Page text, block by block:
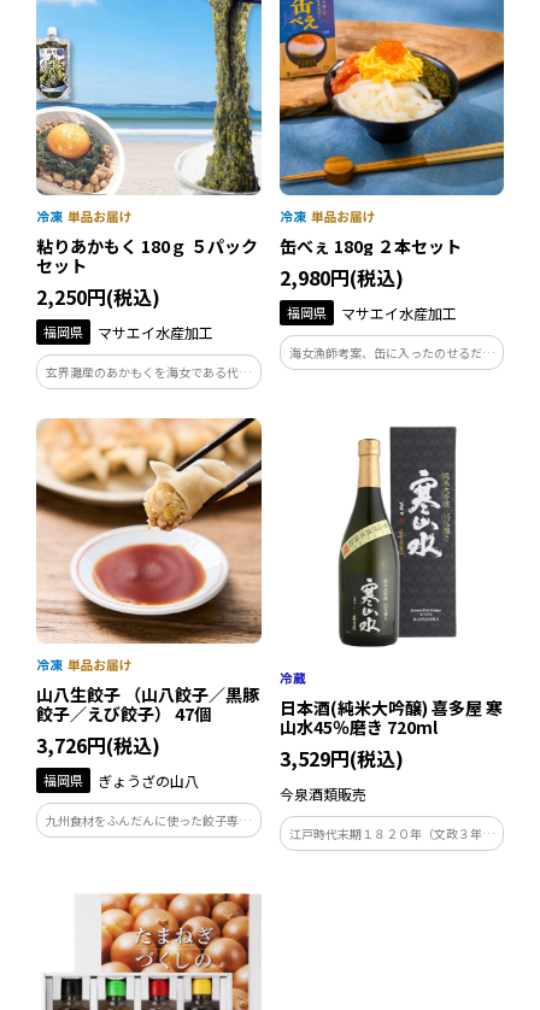
をご自宅で簡単に楽しめる希釈用のリ
キッドコーヒーです。
粘りあかもく 180ｇ ５パック
セット
2,250円(税込)
福岡県 マサエイ水産加工
玄界灘産のあかもくを海女である代表
自ら、目利きし、素早く加工すること
で風味をおとすことなく製造した、高
品質のあかもくです。ネバネバでシャ
キシャキした食感と磯の良い香りクセ
の無い味がとても食べやすい海藻
缶べぇ 180g ２本セット
2,980円(税込)
福岡県 マサエイ水産加工
海女漁師考案、缶に入ったのせるだけ
海鮮丼。美味しさにおもしろさを加え
180ｇ（お茶碗約２杯分）
山八生餃子 （山八餃子／黒豚
餃子／えび餃子） 47個
3,726円(税込)
福岡県 ぎょうざの山八
九州食材をふんだんに使った餃子専門
店「ぎょうざの山八」が手がける、人
子。特製たれと柚子胡椒がさらに贅沢
な味わいを引き立てます。
日本酒(純米大吟醸) 喜多屋 寒
山水45％磨き 720ml
3,529円(税込)
今泉酒類販売
江戸時代末期１８２０年（文政３年）
に、筑紫平野の一角、山紫水明の地八